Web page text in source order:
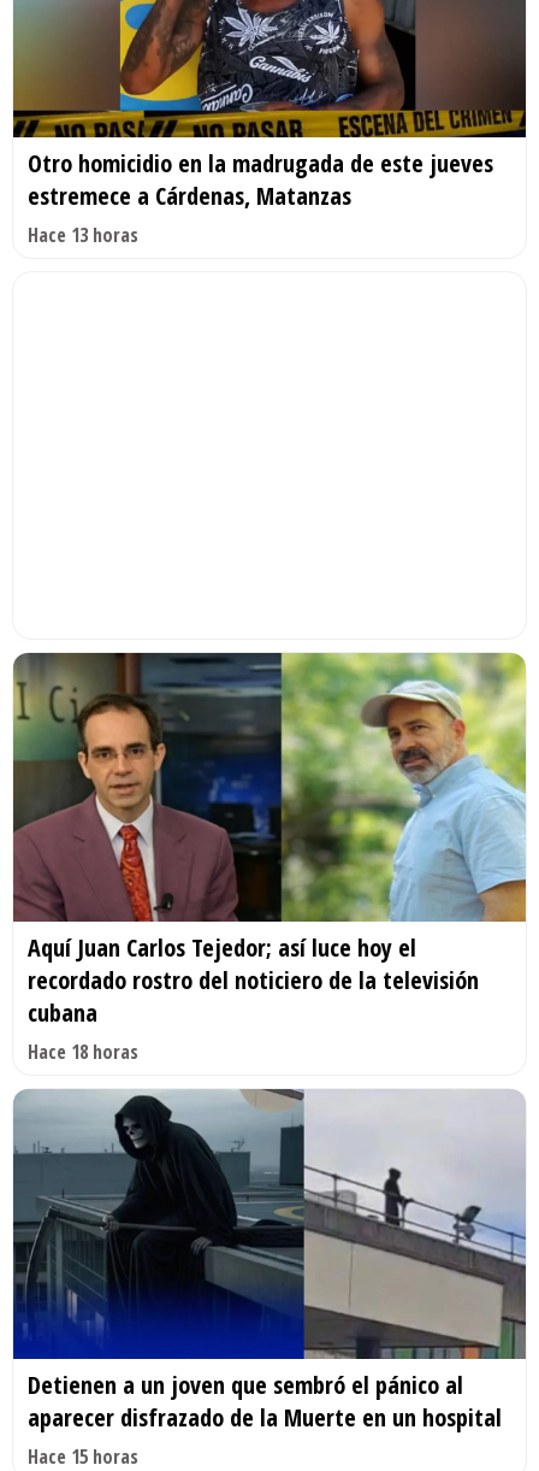
Otro homicidio en la madrugada de este jueves
estremece a Cárdenas, Matanzas
Hace 13 horas
Aquí Juan Carlos Tejedor; así luce hoy el
recordado rostro del noticiero de la televisión
cubana
Hace 18 horas
Detienen a un joven que sembró el pánico al
aparecer disfrazado de la Muerte en un hospital
Hace 15 horas